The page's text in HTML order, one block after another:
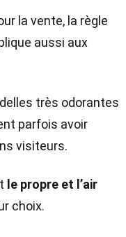
la vente, la règle
aussi aux
très odorantes
parfois avoir
visiteurs.
le propre et l’air
choix.